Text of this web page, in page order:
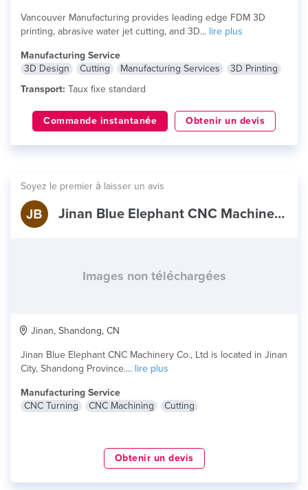
Vancouver Manufacturing provides leading edge FDM 3D
printing, abrasive water jet cutting, and 3D... lire plus
Manufacturing Service
3D Design
Cutting Manufacturing Services
3D Printing
Transport: Taux fixe standard
Commande instantanée Obtenir un devis
Soyez le premier à laisser un avis
Jinan Blue Elephant CNC Machinery Co., Ltd.
Images non téléchargées
Jinan, Shandong, CN
Jinan Blue Elephant CNC Machinery Co., Ltd is located in Jinan
City, Shandong Province.... lire plus
Manufacturing Service
CNC Turning
CNC Machining Cutting
Obtenir un devis